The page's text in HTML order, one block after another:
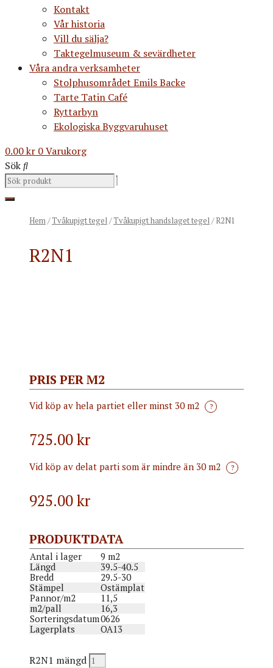
Kontakt
Vår historia
Vill du sälja?
Taktegelmuseum & sevärdheter
Våra andra verksamheter
Stolphusområdet Emils Backe
Tarte Tatin Café
Ryttarbyn
Ekologiska Byggvaruhuset
0.00kr 0Varukorg
Sök
Hem/Tvåkupigt tegel/Tvåkupigt handslaget tegel/ R2N1
R2N1
PRIS PER M2
Vid köp av hela partiet eller minst 30 m2 ?
725.00 kr
Vid köp av delat parti som är mindre än 30 m2 ?
925.00kr
PRODUKTDATA
Antal i lager
9 m2
Längd
39.5-40.5
Bredd
29.5-30
Stämpel
Ostämplat
Pannor/m2
11,5
m2/pall
16,3
Sorteringsdatum0626
Lagerplats
OA13
R2N1 mängd